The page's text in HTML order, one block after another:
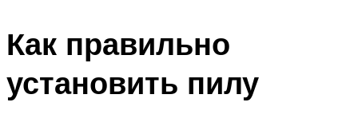
Как правильно
установить пилу